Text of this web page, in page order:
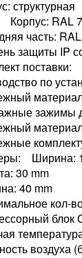
структурная
Корпус: RAL
часть:
защиты IP
поставки:
по
зажимы
Ширина:
30 mm
40 mm
кол-
блок
воздуха